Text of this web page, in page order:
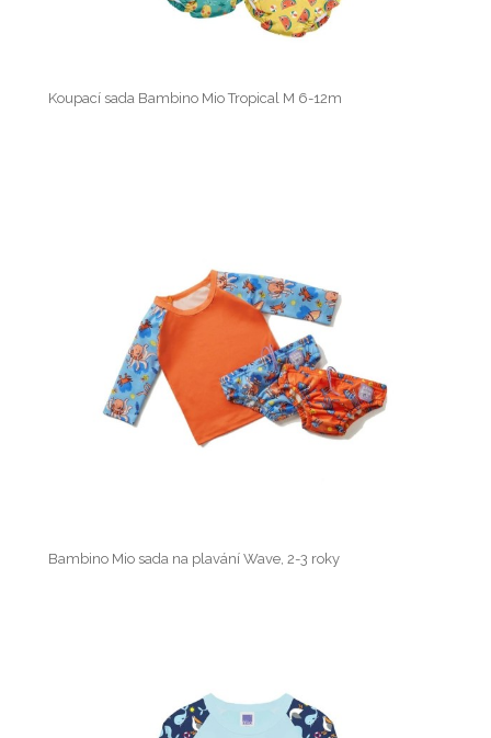
Koupací sada Bambino Mio Tropical M 6-12m
Bambino Mio sada na plavání Wave, 2-3 roky